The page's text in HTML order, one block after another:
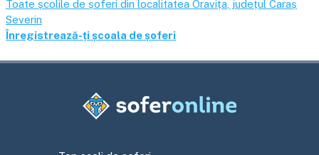
Toate școlile de șoferi din localitatea Oravița , județul Caraș
Severin
Înregistrează-ți școala de șoferi